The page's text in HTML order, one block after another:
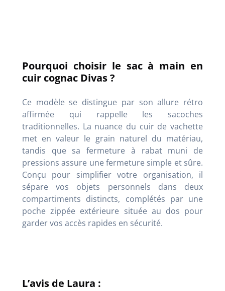
Pourquoi choisir le sac à main en
cuir cognac Divas ?
Ce modèle se distingue par son allure rétro
affirmée qui rappelle les sacoches
traditionnelles. La nuance du cuir de vachette
met en valeur le grain naturel du matériau,
tandis que sa fermeture à rabat muni de
pressions assure une fermeture simple et sûre.
Conçu pour simplifier votre organisation, il
sépare vos objets personnels dans deux
compartiments distincts, complétés par une
poche zippée extérieure située au dos pour
garder vos accès rapides en sécurité.
L’avis de Laura :